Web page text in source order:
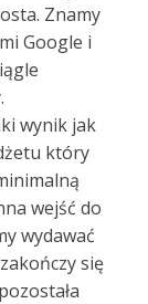
Znamy
Google i
wynik jak
który
wejść do
wydawać
się